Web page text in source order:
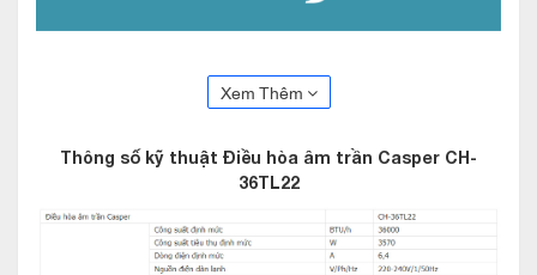
CH-36TL22 với 4 hướng thổi mát lạnh rộng
mặt Panel 4 cửa gió giúp phân bổ luồng gió đồng đều khắp
đem lại sự thoải mái, dễ chịu cho người sử dụng.
Xem Thêm
Thông số kỹ thuật Điều hòa âm trần Casper CH-
36TL22